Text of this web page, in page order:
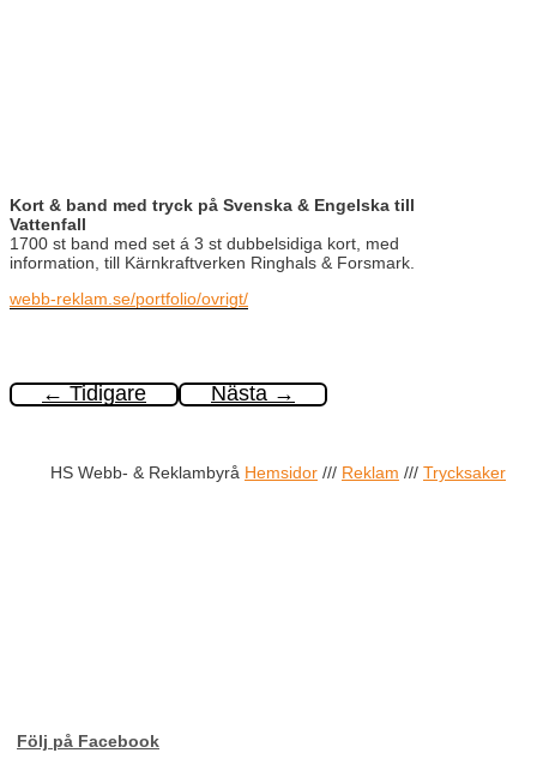
Kort & band med tryck på Svenska & Engelska till
Vattenfall
1700 st band med set á 3 st dubbelsidiga kort, med
information, till Kärnkraftverken Ringhals & Forsmark.
webb-reklam.se/portfolio/ovrigt/
← Tidigare Nästa →
HS Webb- & Reklambyrå Hemsidor /// Reklam /// Trycksaker
Följ på Facebook